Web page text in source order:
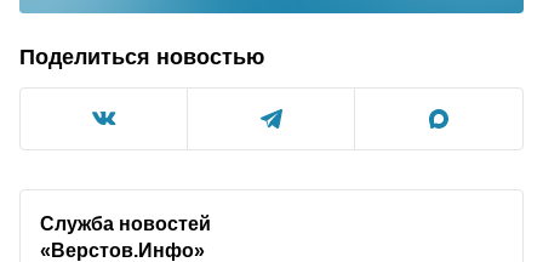
Поделиться новостью
Служба новостей
«Верстов.Инфо»